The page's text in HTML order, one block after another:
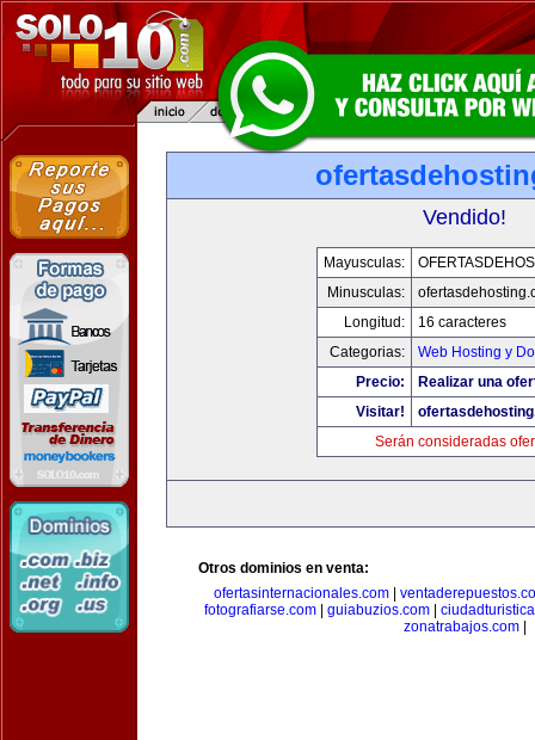
Vendido!
Mayusculas:
Minusculas:
Longitud:
16 caracteres
Categorias:
Web Hosting y
Precio:
Realizar una
Visitar!
Serán consideradas
Otros dominios en venta:
ofertasinternacionales.com|
fotografiarse.com
guiabuzios.com
zonatrabajos.com|